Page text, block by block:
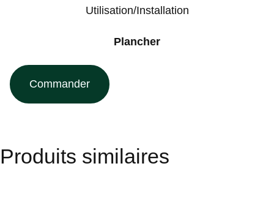
Utilisation/Installation
Plancher
Commander
Produits similaires